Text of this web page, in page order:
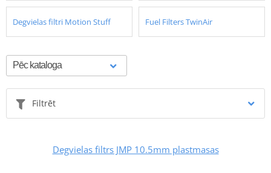
Degvielas filtri Motion Stuff Fuel Filters TwinAir
Filtrēt
Degvielas filtrs JMP 10.5mm plastmasas